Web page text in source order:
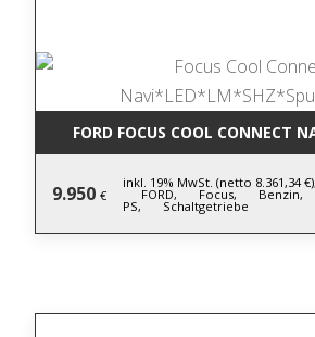
FORD FOCUS COOL CONNECT
9.950 €
inkl. 19% MwSt. (netto 8.361,34 €),
FORD, Focus, Benzin,
PS, Schaltgetriebe